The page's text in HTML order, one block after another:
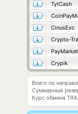
TytCash
CinusExc
Crypto-
PayMarket
Crypik
Всего по
Суммарный
Курс обмена